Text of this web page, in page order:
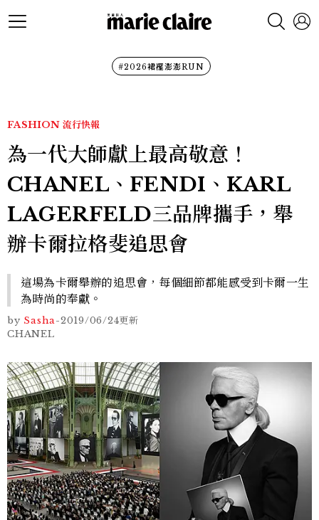
#2026裙襬澎澎RUN
FASHION 流行快報
為一代大師獻上最高敬意！
CHANEL、FENDI、KARL
LAGERFELD三品牌攜手，舉
辦卡爾拉格斐追思會
這場為卡爾舉辦的追思會，每個細節都能感受到卡爾一生
為時尚的奉獻。
by Sasha-2019/06/24更新
CHANEL